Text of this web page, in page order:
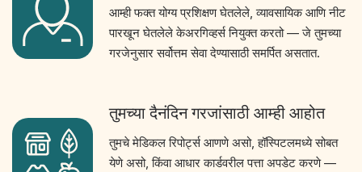
आम्ही फक्त योग्य प्रशिक्षण घेतलेले, व्यावसायिक आणि नीट
पारखून घेतलेले केअरगिव्हर्स नियुक्त करतो — जे तुमच्या
गरजेनुसार सर्वोत्तम सेवा देण्यासाठी समर्पित असतात.
तुमच्या दैनंदिन गरजांसाठी आम्ही आहोत
तुमचे मेडिकल रिपोर्ट्स आणणे असो, हॉस्पिटलमध्ये सोबत
येणे असो, किंवा आधार कार्डवरील पत्ता अपडेट करणे —